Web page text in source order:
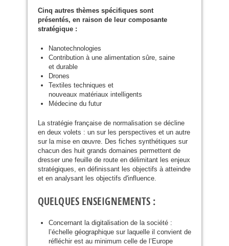
Cinq autres thèmes spécifiques sont
présentés, en raison de leur composante
stratégique :
Nanotechnologies
Contribution à une alimentation sûre, saine
et durable
Drones
Textiles techniques et
nouveaux matériaux intelligents
Médecine du futur
La stratégie française de normalisation se décline
en deux volets : un sur les perspectives et un autre
sur la mise en œuvre. Des fiches synthétiques sur
chacun des huit grands domaines permettent de
dresser une feuille de route en délimitant les enjeux
stratégiques, en définissant les objectifs à atteindre
et en analysant les objectifs d'influence.
QUELQUES ENSEIGNEMENTS :
Concernant la digitalisation de la société :
l’échelle géographique sur laquelle il convient de
réfléchir est au minimum celle de l’Europe